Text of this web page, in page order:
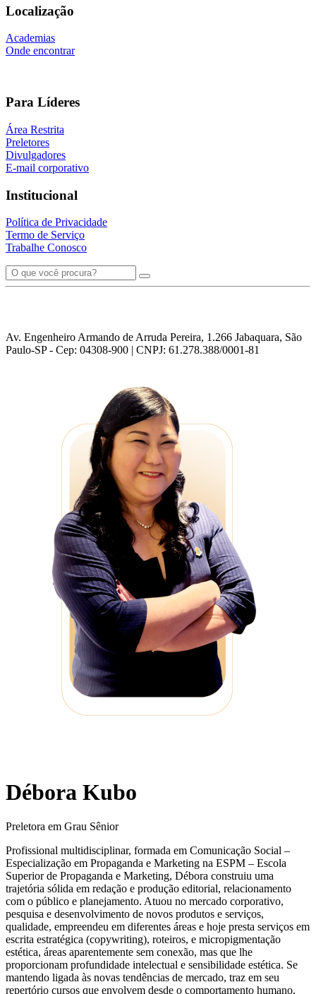
Localização
Academias
Onde encontrar
Para Líderes
Área Restrita
Preletores
Divulgadores
E-mail corporativo
Institucional
Política de Privacidade
Termo de Serviço
Trabalhe Conosco
Av. Engenheiro Armando de Arruda Pereira, 1.266 Jabaquara, São
Paulo-SP - Cep: 04308-900 | CNPJ: 61.278.388/0001-81
Débora Kubo
Preletora em Grau Sênior
Profissional multidisciplinar, formada em Comunicação Social –
Especialização em Propaganda e Marketing na ESPM – Escola
Superior de Propaganda e Marketing, Débora construiu uma
trajetória sólida em redação e produção editorial, relacionamento
com o público e planejamento. Atuou no mercado corporativo,
pesquisa e desenvolvimento de novos produtos e serviços,
qualidade, empreendeu em diferentes áreas e hoje presta serviços em
escrita estratégica (copywriting), roteiros, e micropigmentação
estética, áreas aparentemente sem conexão, mas que lhe
proporcionam profundidade intelectual e sensibilidade estética. Se
mantendo ligada às novas tendências de mercado, traz em seu
repertório cursos que envolvem desde o comportamento humano,